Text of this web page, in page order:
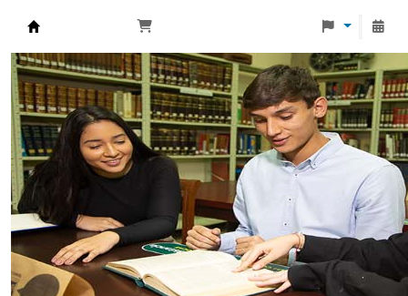
Biblioteca Universidad Monteávila